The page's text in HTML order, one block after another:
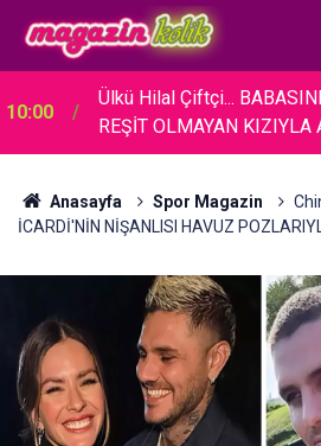
10:00
Ülkü Hilal Çiftçi...
REŞİT OLMAYAN KIZIYLA
Anasayfa Spor Magazin
İCARDİ'NİN NİŞANLISI HAVUZ